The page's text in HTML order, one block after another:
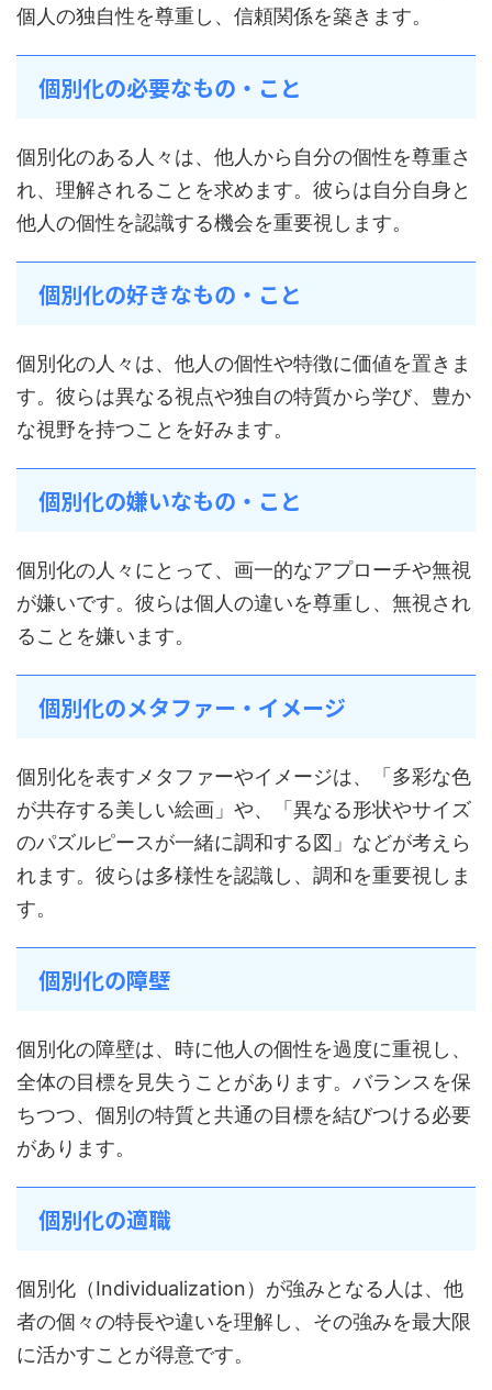
個人の独自性を尊重し、信頼関係を築きます。
個別化の必要なもの・こと
個別化のある人々は、他人から自分の個性を尊重さ
れ、理解されることを求めます。彼らは自分自身と
他人の個性を認識する機会を重要視します。
個別化の好きなもの・こと
個別化の人々は、他人の個性や特徴に価値を置きま
す。彼らは異なる視点や独自の特質から学び、豊か
な視野を持つことを好みます。
個別化の嫌いなもの・こと
個別化の人々にとって、画一的なアプローチや無視
が嫌いです。彼らは個人の違いを尊重し、無視され
ることを嫌います。
個別化のメタファー・イメージ
個別化を表すメタファーやイメージは、「多彩な色
が共存する美しい絵画」や、「異なる形状やサイズ
のパズルピースが一緒に調和する図」などが考えら
れます。彼らは多様性を認識し、調和を重要視しま
す。
個別化の障壁
個別化の障壁は、時に他人の個性を過度に重視し、
全体の目標を見失うことがあります。バランスを保
ちつつ、個別の特質と共通の目標を結びつける必要
があります。
個別化の適職
個別化（Individualization）が強みとなる人は、他
者の個々の特長や違いを理解し、その強みを最大限
に活かすことが得意です。